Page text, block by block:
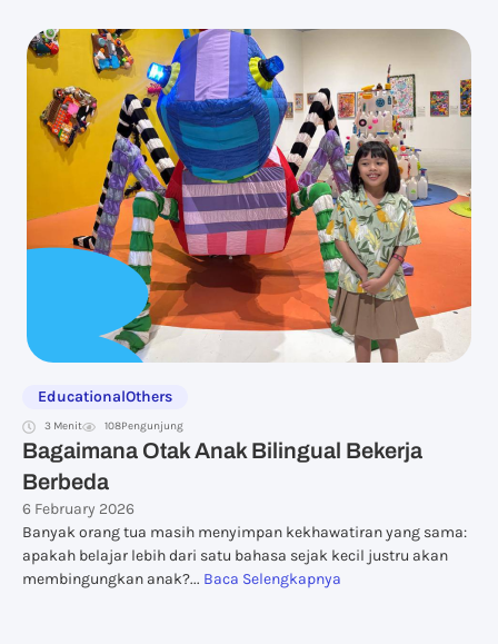
EducationalOthers
3 Menit 108Pengunjung
Bagaimana Otak Anak Bilingual Bekerja
Berbeda
6 February 2026
Banyak orang tua masih menyimpan kekhawatiran yang sama:
apakah belajar lebih dari satu bahasa sejak kecil justru akan
membingungkan anak?... Baca Selengkapnya